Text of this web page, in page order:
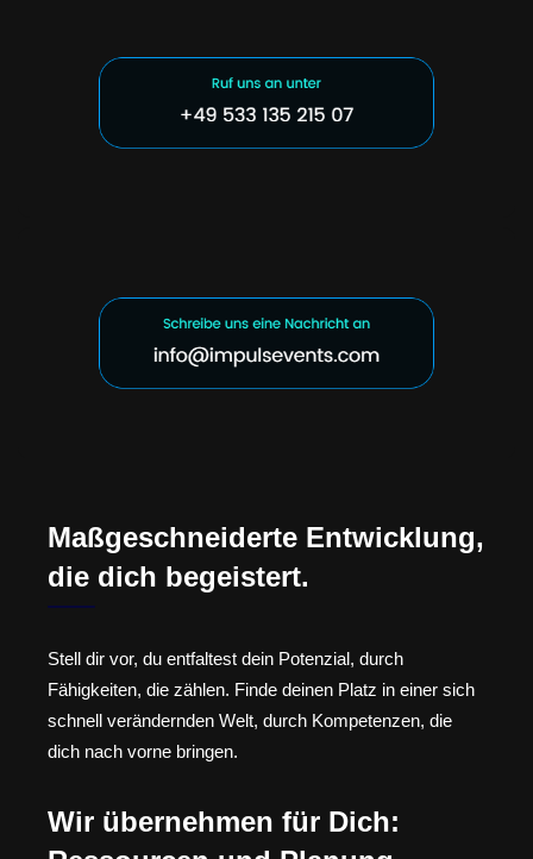
Maßgeschneiderte Entwicklung,
die dich begeistert.
Stell dir vor, du entfaltest dein Potenzial, durch
Fähigkeiten, die zählen. Finde deinen Platz in einer sich
schnell verändernden Welt, durch Kompetenzen, die
dich nach vorne bringen.
Wir übernehmen für Dich: